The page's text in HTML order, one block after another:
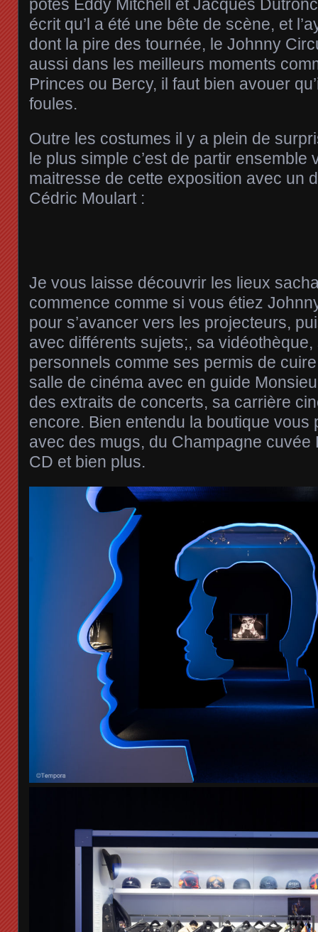
potes Eddy Mitchell et Jacques
écrit qu’l a été une bête de scène, et
dont la pire des tournée, le Johnny
aussi dans les meilleurs moments
Princes ou Bercy, il faut bien avouer
foules.
Outre les costumes il y a plein de
le plus simple c’est de partir ensemble
maitresse de cette exposition avec un
Cédric Moulart :
Je vous laisse découvrir les lieux
commence comme si vous étiez
pour s’avancer vers les projecteurs,
avec différents sujets;, sa
personnels comme ses permis de
salle de cinéma avec en guide
des extraits de concerts, sa carrière
encore. Bien entendu la boutique vous
avec des mugs, du Champagne cuvée
CD et bien plus.